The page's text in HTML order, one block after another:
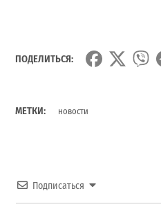
ПОДЕЛИТЬСЯ:
МЕТКИ: новости
Подписаться